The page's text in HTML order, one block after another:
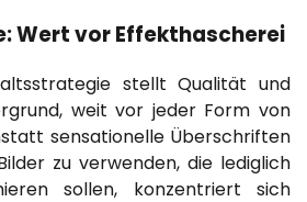
Wert vor Effekthascherei
stellt Qualität und
weit vor jeder Form von
sensationelle Überschriften
zu verwenden, die lediglich
sollen, konzentriert sich